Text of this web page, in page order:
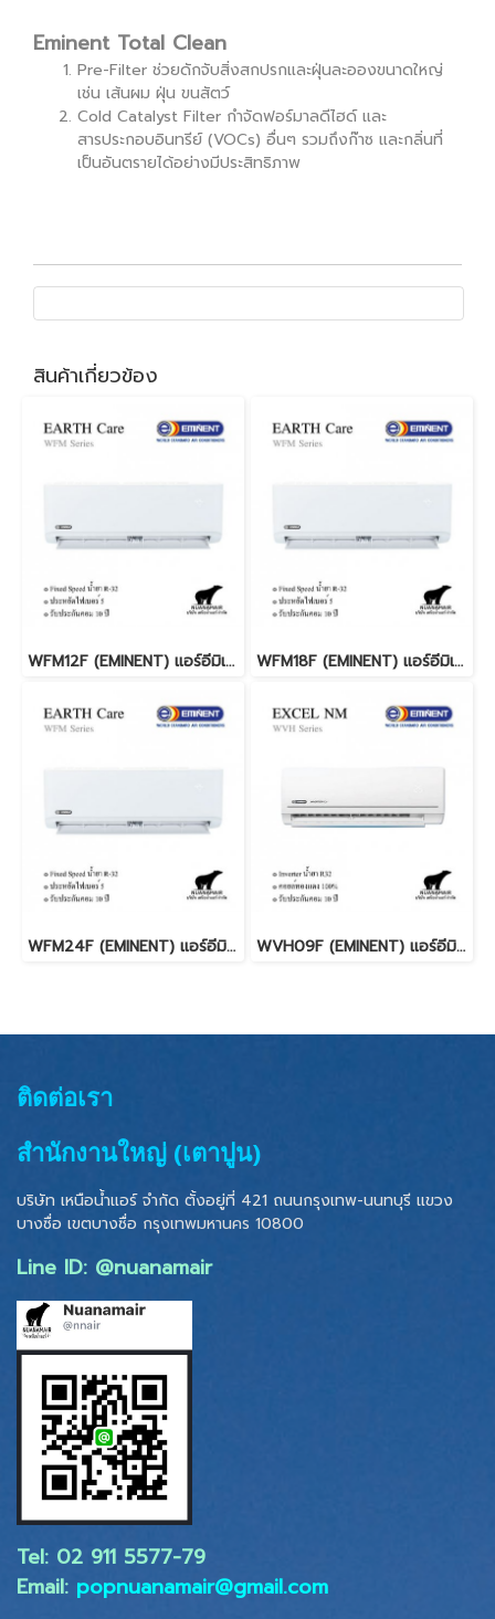
Eminent Total Clean
Pre-Filter ช่วยดักจับสิ่งสกปรกและฝุ่นละอองขนาดใหญ่
เช่น เส้นผม ฝุ่น ขนสัตว์
Cold Catalyst Filter กำจัดฟอร์มาลดีไฮด์ และ
สารประกอบอินทรีย์ (VOCs) อื่นๆ รวมถึงก๊าซ และกลิ่นที่
เป็นอันตรายได้อย่างมีประสิทธิภาพ
สินค้าเกี่ยวข้อง
WFM12F (EMINENT) แอร์อีมิเน้นท์ R32 Fixed Speed 13,000 BTU. พร้อมบริการติดตั้ง WFM18F (EMINENT) แอร์อีมิเน้นท์ R32 Fixed Speed 18,800 BTU. พร้อมบริการติดตั้ง
WFM24F (EMINENT) แอร์อีมิเน้นท์ R32 Fixed Speed 25,300 BTU. พร้อมบริการติดตั้ง WVH09F (EMINENT) แอร์อีมิเน้นท์ INVERTER R32 9,200 BTU. พร้อมบริการติดตั้ง
ติดต่อเรา
สำนักงานใหญ่ (เตาปูน)
บริษัท เหนือน้ำแอร์ จำกัด ตั้งอยู่ที่ 421 ถนนกรุงเทพ-นนทบุรี แขวง
บางซื่อ เขตบางซื่อ กรุงเทพมหานคร 10800
Line ID: @nuanamair
Tel: 02 ​911 5577-79
Email: popnuanamair@gmail.com